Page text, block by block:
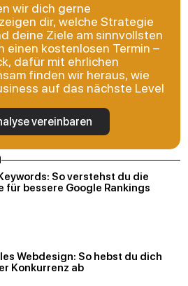
wir dich gerne
dir, welche Strategie
deine Ziele am sinnvollsten
einen kostenlosen Termin –
dafür mit ehrlichen
finden wir heraus, wie
auf das nächste Level
vereinbaren
So verstehst du die
für bessere Google Rankings
Webdesign: So hebst du dich
Konkurrenz ab